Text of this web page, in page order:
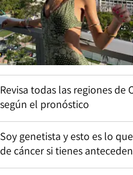
Revisa todas las regiones
según el pronóstico
Soy genetista y esto es lo
de cáncer si tienes